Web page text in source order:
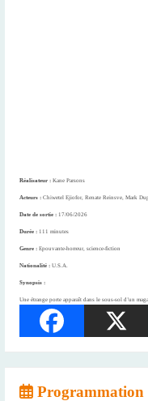
Réalisateur : Kane Parsons
Acteurs : Chiwetel Ejiofor, Renate Reinsve, Mark
Date de sortie : 17/06/2026
Durée : 111 minutes
Genre : Epouvante-horreur, science-fiction
Nationalité : U.S.A.
Synopsis :
Une étrange porte apparaît dans le sous-sol d’un
Programmation